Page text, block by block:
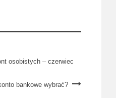
osobistych – czerwiec
bankowe wybrać?